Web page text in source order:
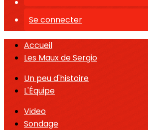
Se connecter
Accueil
Les Maux de Sergio
Un peu d'histoire
L'Équipe
Video
Sondage